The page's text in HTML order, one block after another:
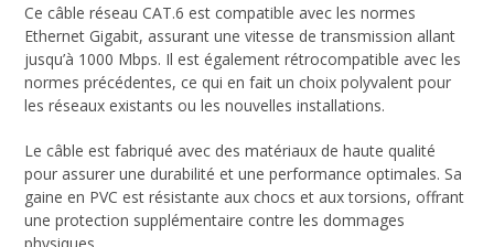
Ce câble réseau CAT.6 est compatible avec les normes
Ethernet Gigabit, assurant une vitesse de transmission allant
jusqu’à 1000 Mbps. Il est également rétrocompatible avec les
normes précédentes, ce qui en fait un choix polyvalent pour
les réseaux existants ou les nouvelles installations.
Le câble est fabriqué avec des matériaux de haute qualité
pour assurer une durabilité et une performance optimales. Sa
gaine en PVC est résistante aux chocs et aux torsions, offrant
une protection supplémentaire contre les dommages